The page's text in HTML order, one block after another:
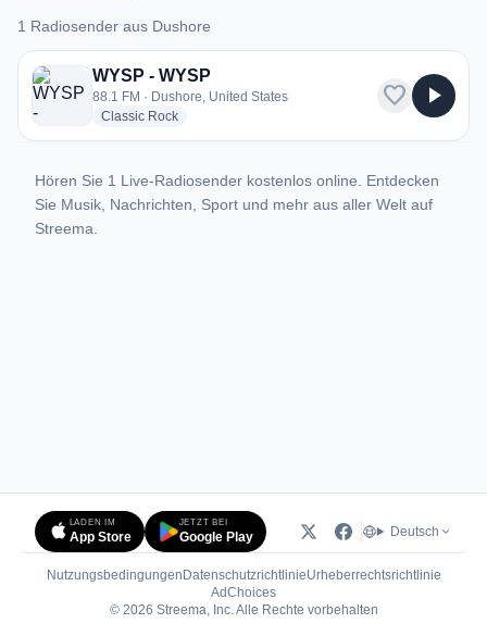
1 Radiosender aus Dushore
1 Radiosender aus Dushore
WYSP - WYSP
88.1 FM · Dushore, United States
Classic Rockradio stations
favorite play_arrow
Hören Sie 1 Live-Radiosender kostenlos online. Entdecken
Sie Musik, Nachrichten, Sport und mehr aus aller Welt auf
Streema.
LADEN IM
App Store
JETZT BEI
Google Play Deutsch
Nutzungsbedingungen DatenschutzrichtlinieUrheberrechtsrichtlinie
AdChoices(öffnet in neuem Tab)
© 2026 Streema, Inc. Alle Rechte vorbehalten